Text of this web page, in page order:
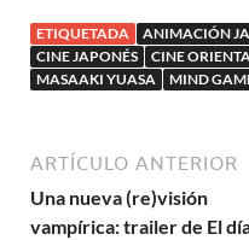
ETIQUETADA ANIMACIÓN
CINE JAPONÉS
CINE
MASAAKI YUASA
MIND
ARTÍCULO ANTERIOR
Una nueva (re)visión
vampírica: trailer de El